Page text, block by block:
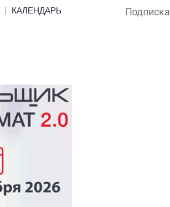
Подписка
КАЛЕНДАРЬ